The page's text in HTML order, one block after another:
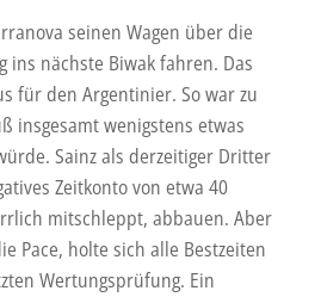
seinen Wagen über die
ins nächste Biwak fahren. Das
für den Argentinier. So war zu
insgesamt wenigstens etwas
Sainz als derzeitiger Dritter
Zeitkonto von etwa 40
mitschleppt, abbauen. Aber
Pace, holte sich alle Bestzeiten
Wertungsprüfung. Ein